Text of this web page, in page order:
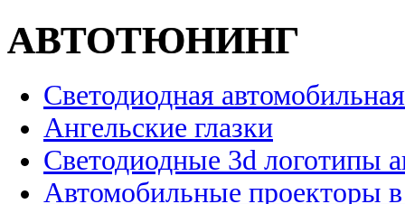
АВТОТЮНИНГ
Светодиодная
Ангельские глазки
Светодиодные 3d логотипы
Автомобильные проекторы